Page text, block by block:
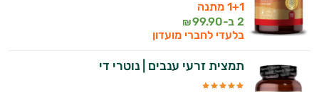
1+1 מתנה
2 ב-
99.90
₪
בלעדי לחברי מועדון
תמצית זרעי ענבים | נוטרי די